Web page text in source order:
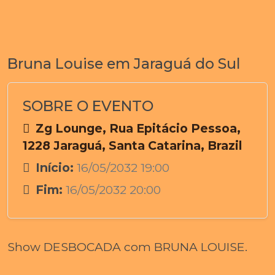
Bruna Louise em Jaraguá do Sul
SOBRE O EVENTO
Zg Lounge, Rua Epitácio Pessoa,
1228 Jaraguá, Santa Catarina, Brazil
Início: 16/05/2032 19:00
Fim: 16/05/2032 20:00
Show DESBOCADA com BRUNA LOUISE.